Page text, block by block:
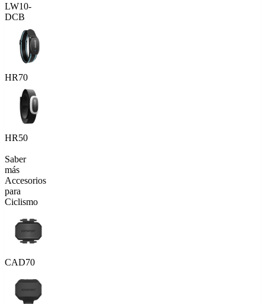
LW10-
DCB
HR70
HR50
Saber
más
Accesorios
para
Ciclismo
CAD70